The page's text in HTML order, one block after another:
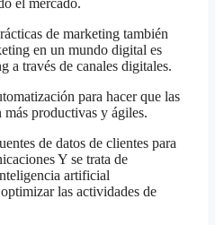
el mercado.
de marketing también
en un mundo digital es
a través de canales digitales.
para hacer que las
más productivas y ágiles.
de datos de clientes para
Y se trata de
artificial
las actividades de